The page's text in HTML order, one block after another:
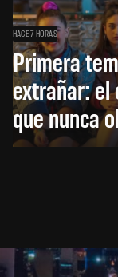
HACE 7 HORAS
Primera
extrañar: el
que nunca